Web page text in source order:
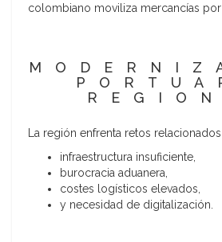
colombiano moviliza mercancías por
La región enfrenta retos
infraestructura insuficiente,
burocracia aduanera,
costes logísticos elevados,
y necesidad de digitalización.